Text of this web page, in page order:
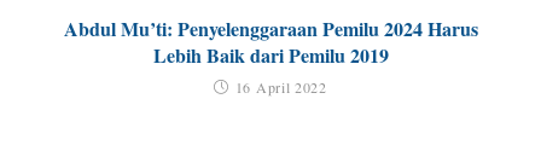
Abdul Mu’ti: Penyelenggaraan Pemilu 2024 Harus
Lebih Baik dari Pemilu 2019
16 April 2022